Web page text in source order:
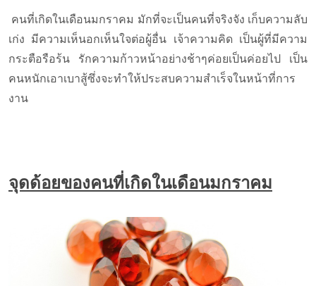
คนที่เกิดในเดือนมกราคม มักที่จะเป็นคนที่จริงจัง เก็บความลับ
เก่ง มีความเห็นอกเห็นใจต่อผู้อื่น เจ้าความคิด เป็นผู้ที่มีความ
กระตือรือร้น รักความก้าวหน้าอย่างช้าๆค่อยเป็นค่อยไป เป็น
คนหนักเอาเบาสู้ซึ่งจะทำให้ประสบความสำเร็จในหน้าที่การ
งาน
จุดด้อยของคนที่เกิดในเดือนมกราคม